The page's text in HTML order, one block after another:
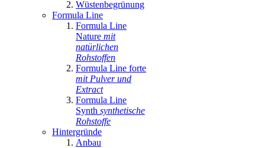
Wüstenbegrünung
Formula Line
Formula Line
Nature mit
natürlichen
Rohstoffen
Formula Line forte
mit Pulver und
Extract
Formula Line
Synth synthetische
Rohstoffe
Hintergründe
Anbau